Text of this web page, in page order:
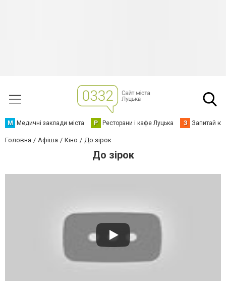
М Медичні заклади міста Р Ресторани і кафе Луцька З Запитай
Головна Афіша Кіно До зірок
До зірок